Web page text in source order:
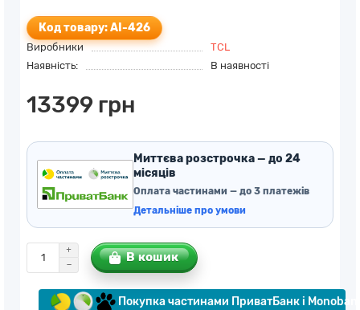
Код товару: AI-426
Виробники
TCL
Наявність:
В наявності
13399 грн
Миттєва розстрочка — до 24
місяців
Оплата частинами — до 3 платежів
Детальніше про умови
В кошик
Покупка частинами ПриватБанк і